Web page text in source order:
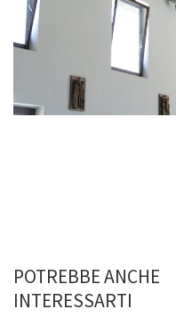
POTREBBE ANCHE
INTERESSARTI